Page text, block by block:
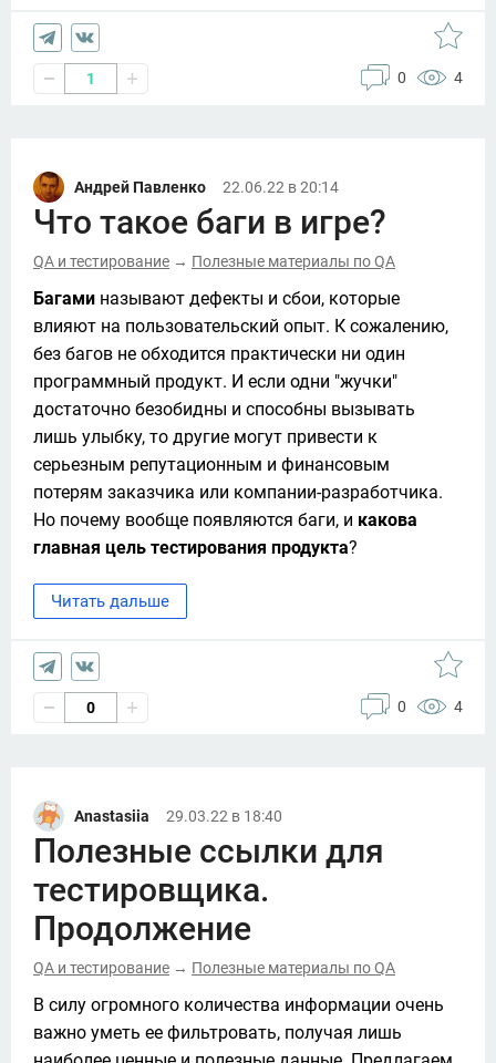
1 0 4
Андрей Павленко 22.06.22 в 20:14
Что такое баги в игре?
QA и тестирование → Полезные материалы по QA
Багами называют дефекты и сбои, которые
влияют на пользовательский опыт. К сожалению,
без багов не обходится практически ни один
программный продукт. И если одни "жучки"
достаточно безобидны и способны вызывать
лишь улыбку, то другие могут привести к
серьезным репутационным и финансовым
потерям заказчика или компании-разработчика.
Но почему вообще появляются баги, и какова
главная цель тестирования продукта?
Читать дальше
0 0 4
Anastasiia 29.03.22 в 18:40
Полезные ссылки для
тестировщика.
Продолжение
QA и тестирование → Полезные материалы по QA
В силу огромного количества информации очень
важно уметь ее фильтровать, получая лишь